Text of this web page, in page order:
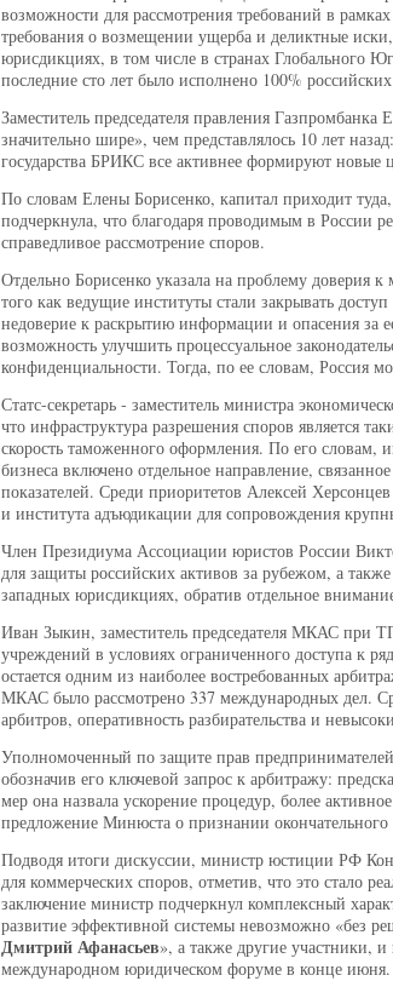
возможности для рассмотрения требований в
требования о возмещении ущерба и деликтные
юрисдикциях, в том числе в странах Глобального
последние сто лет было исполнено 100%
Заместитель председателя правления
значительно шире», чем представлялось 10 лет
государства БРИКС все активнее формируют новые
По словам Елены Борисенко, капитал приходит
подчеркнула, что благодаря проводимым в России
справедливое рассмотрение споров.
Отдельно Борисенко указала на проблему доверия
того как ведущие институты стали закрывать
недоверие к раскрытию информации и опасения за
возможность улучшить процессуальное
конфиденциальности. Тогда, по ее словам, Россия
Статс-секретарь - заместитель министра
что инфраструктура разрешения споров является
скорость таможенного оформления. По его
бизнеса включено отдельное направление,
показателей. Среди приоритетов Алексей
и института адъюдикации для сопровождения
Член Президиума Ассоциации юристов России
для защиты российских активов за рубежом, а
западных юрисдикциях, обратив отдельное
Иван Зыкин, заместитель председателя МКАС при
учреждений в условиях ограниченного доступа к
остается одним из наиболее востребованных
МКАС было рассмотрено 337 международных дел.
арбитров, оперативность разбирательства и
Уполномоченный по защите прав
обозначив его ключевой запрос к арбитражу:
мер она назвала ускорение процедур, более
предложение Минюста о признании
Подводя итоги дискуссии, министр юстиции РФ
для коммерческих споров, отметив, что это стало
заключение министр подчеркнул комплексный
развитие эффективной системы невозможно «без
Дмитрий Афанасьев», а также другие участники,
международном юридическом форуме в конце июня.